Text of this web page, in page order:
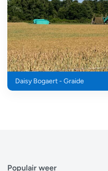
Daisy Bogaert - Graide
Populair weer